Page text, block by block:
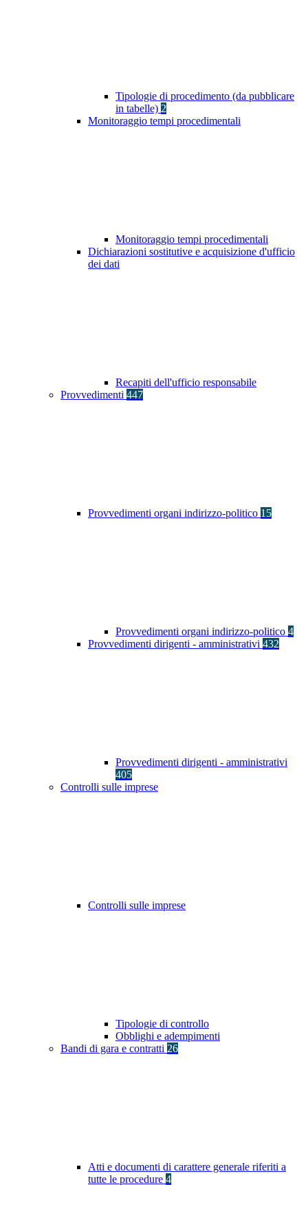
Tipologie di procedimento (da pubblicare
in tabelle) 2
Monitoraggio tempi procedimentali
Monitoraggio tempi procedimentali
Dichiarazioni sostitutive e acquisizione d'ufficio
dei dati
Recapiti dell'ufficio responsabile
Provvedimenti 447
Provvedimenti organi indirizzo-politico 15
Provvedimenti organi indirizzo-politico 4
Provvedimenti dirigenti - amministrativi 432
Provvedimenti dirigenti - amministrativi
405
Controlli sulle imprese
Controlli sulle imprese
Tipologie di controllo
Obblighi e adempimenti
Bandi di gara e contratti 26
Atti e documenti di carattere generale riferiti a
tutte le procedure 4